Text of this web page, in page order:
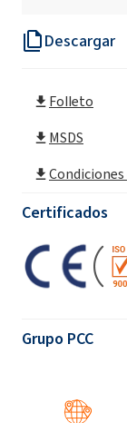
Descargar
Folleto
MSDS
Certificados
Grupo PCC